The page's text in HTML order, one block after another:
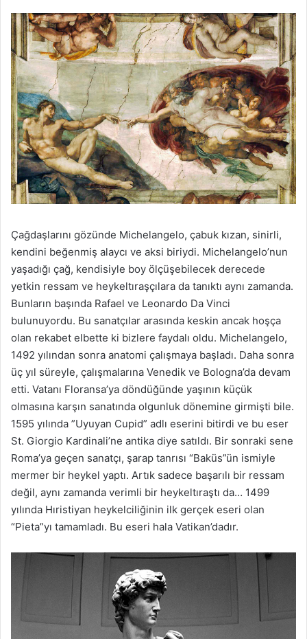
Çağdaşlarını gözünde Michelangelo, çabuk kızan, sinirli,
kendini beğenmiş alaycı ve aksi biriydi. Michelangelo’nun
yaşadığı çağ, kendisiyle boy ölçüşebilecek derecede
yetkin ressam ve heykeltıraşçılara da tanıktı aynı zamanda.
Bunların başında Rafael ve Leonardo Da Vinci
bulunuyordu. Bu sanatçılar arasında keskin ancak hoşça
olan rekabet elbette ki bizlere faydalı oldu. Michelangelo,
1492 yılından sonra anatomi çalışmaya başladı. Daha sonra
üç yıl süreyle, çalışmalarına Venedik ve Bologna’da devam
etti. Vatanı Floransa’ya döndüğünde yaşının küçük
olmasına karşın sanatında olgunluk dönemine girmişti bile.
1595 yılında ”Uyuyan Cupid” adlı eserini bitirdi ve bu eser
St. Giorgio Kardinali’ne antika diye satıldı. Bir sonraki sene
Roma’ya geçen sanatçı, şarap tanrısı “Baküs”ün ismiyle
mermer bir heykel yaptı. Artık sadece başarılı bir ressam
değil, aynı zamanda verimli bir heykeltıraştı da… 1499
yılında Hıristiyan heykelciliğinin ilk gerçek eseri olan
“Pieta”yı tamamladı. Bu eseri hala Vatikan’dadır.